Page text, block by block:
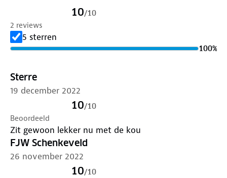
10/10
2 reviews
5 sterren
100%
Sterre
19 december 2022
10/10
Beoordeeld
Zit gewoon lekker nu met de kou
FJW Schenkeveld
26 november 2022
10/10